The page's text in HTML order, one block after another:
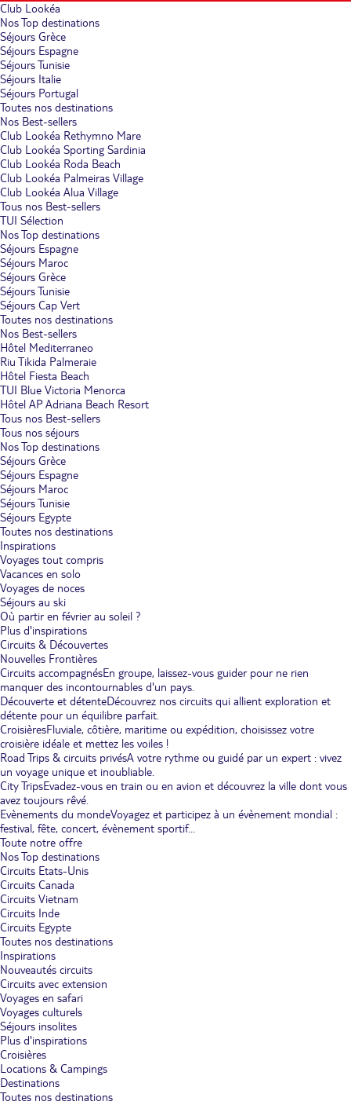
Club Lookéa
Nos Top destinations
Séjours Grèce
Séjours Espagne
Séjours Tunisie
Séjours Italie
Séjours Portugal
Toutes nos destinations
Nos Best-sellers
Club Lookéa Rethymno Mare
Club Lookéa Sporting Sardinia
Club Lookéa Roda Beach
Club Lookéa Palmeiras Village
Club Lookéa Alua Village
Tous nos Best-sellers
TUI Sélection
Nos Top destinations
Séjours Espagne
Séjours Maroc
Séjours Grèce
Séjours Tunisie
Séjours Cap Vert
Toutes nos destinations
Nos Best-sellers
Hôtel Mediterraneo
Riu Tikida Palmeraie
Hôtel Fiesta Beach
TUI Blue Victoria Menorca
Hôtel AP Adriana Beach Resort
Tous nos Best-sellers
Tous nos séjours
Nos Top destinations
Séjours Grèce
Séjours Espagne
Séjours Maroc
Séjours Tunisie
Séjours Egypte
Toutes nos destinations
Inspirations
Voyages tout compris
Vacances en solo
Voyages de noces
Séjours au ski
Où partir en février au soleil ?
Plus d'inspirations
Circuits & Découvertes
Nouvelles Frontières
Circuits accompagnésEn groupe, laissez-vous guider pour ne rien
manquer des incontournables d'un pays.
Découverte et détenteDécouvrez nos circuits qui allient exploration et
détente pour un équilibre parfait.
CroisièresFluviale, côtière, maritime ou expédition, choisissez votre
croisière idéale et mettez les voiles !
Road Trips & circuits privésA votre rythme ou guidé par un expert : vivez
un voyage unique et inoubliable.
City TripsEvadez-vous en train ou en avion et découvrez la ville dont vous
avez toujours rêvé.
Evènements du mondeVoyagez et participez à un évènement mondial :
festival, fête, concert, évènement sportif...
Toute notre offre
Nos Top destinations
Circuits Etats-Unis
Circuits Canada
Circuits Vietnam
Circuits Inde
Circuits Egypte
Toutes nos destinations
Inspirations
Nouveautés circuits
Circuits avec extension
Voyages en safari
Voyages culturels
Séjours insolites
Plus d'inspirations
Croisières
Locations & Campings
Destinations
Toutes nos destinations